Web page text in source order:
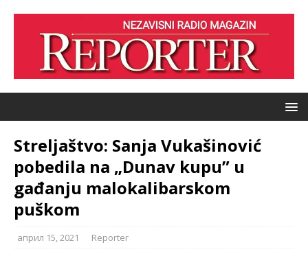
Streljaštvo: Sanja Vukašinović
pobedila na „Dunav kupu” u
gađanju malokalibarskom
puškom
април 15, 2021 Reporter